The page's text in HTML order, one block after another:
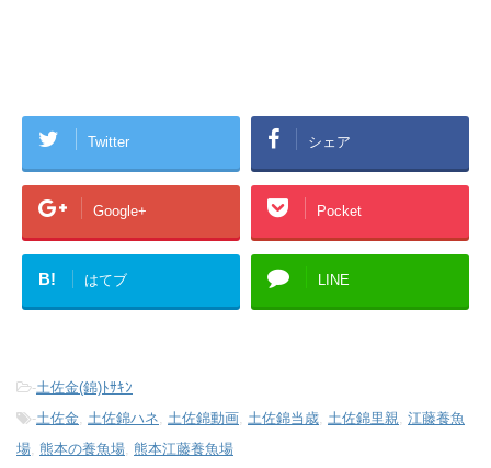
Twitter シェア
Google+ Pocket
B! はてブ LINE
-土佐金(錦)ﾄｻｷﾝ
-土佐金 土佐錦ハネ 土佐錦動画 土佐錦当歳 土佐錦里親
江藤養魚
場 熊本の養魚場 熊本江藤養魚場